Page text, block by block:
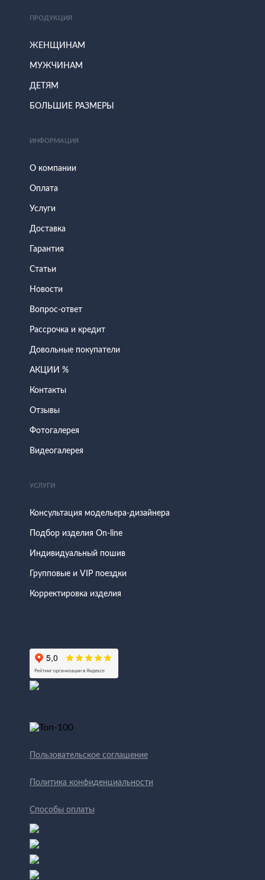
ПРОДУКЦИЯ
ЖЕНЩИНАМ
МУЖЧИНАМ
ДЕТЯМ
БОЛЬШИЕ РАЗМЕРЫ
ИНФОРМАЦИЯ
О компании
Оплата
Услуги
Доставка
Гарантия
Статьи
Новости
Вопрос-ответ
Рассрочка и кредит
Довольные покупатели
АКЦИИ %
Контакты
Отзывы
Фотогалерея
Видеогалерея
УСЛУГИ
Консультация модельера-дизайнера
Подбор изделия On-line
Индивидуальный пошив
Групповые и VIP поездки
Корректировка изделия
Пользовательское соглашение
Политика конфиденциальности
Способы оплаты